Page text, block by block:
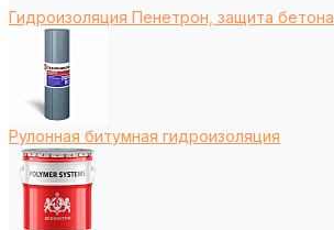
Гидроизоляция Пенетрон, защита бетона
Рулонная битумная гидроизоляция